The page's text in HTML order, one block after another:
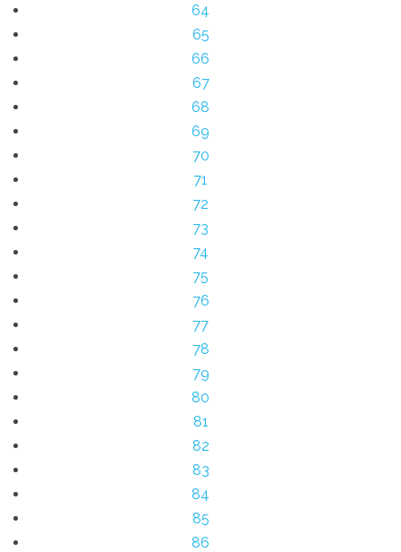
64
65
66
67
68
69
70
71
72
73
74
75
76
77
78
79
80
81
82
83
84
85
86